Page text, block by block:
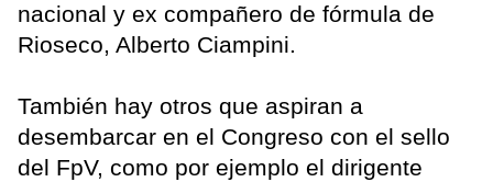
nacional y ex compañero de fórmula de
Rioseco, Alberto Ciampini.
También hay otros que aspiran a
desembarcar en el Congreso con el sello
del FpV, como por ejemplo el dirigente